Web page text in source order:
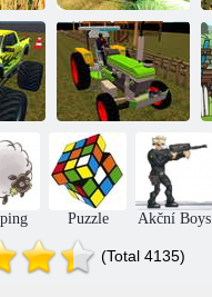
Traktor 3D
Parkování
traktoru
Puzzle Akční Boys
(Total 4135)